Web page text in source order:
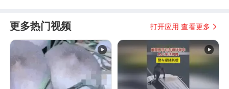
更多热门视频 打开应用 查看更多